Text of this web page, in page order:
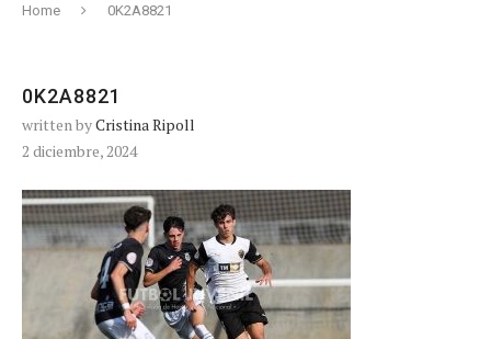
Home 0K2A8821
0K2A8821
written byCristina Ripoll
2 diciembre, 2024